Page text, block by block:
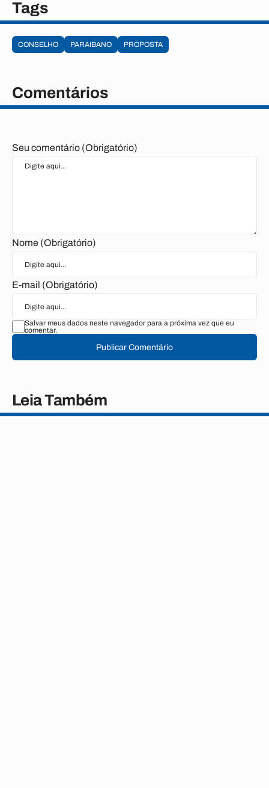
Tags
CONSELHO PARAIBANO PROPOSTA
Comentários
Seu comentário (Obrigatório)
Nome (Obrigatório)
E-mail (Obrigatório)
Salvar meus dados neste navegador para a próxima vez que eu
comentar.
Publicar Comentário
Leia Também